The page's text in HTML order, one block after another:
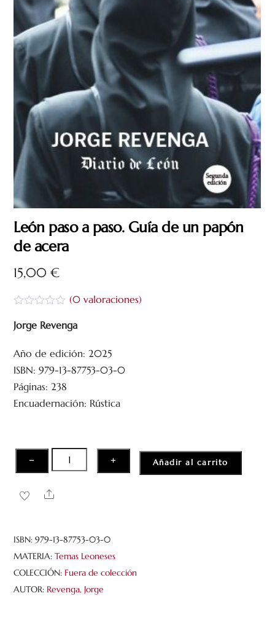
León paso a paso. Guía de un papón
de acera
15,00€
a
l
r
d
o
c
o
5
(0valoraciones)
Jorge Revenga
Año de edición: 2025
ISBN: 979-13-87753-03-0
Páginas: 238
Encuadernación: Rústica
−
León
paso
a
de
un
papón
de
+ Añadir al carrito
Share
ISBN:979-13-87753-03-0
MATERIA:Temas Leoneses
COLECCIÓN: Fuera de colección
AUTOR: Revenga, Jorge